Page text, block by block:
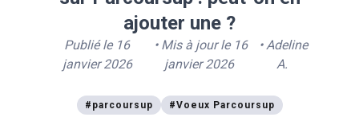
ajouter une ?
Publié le 16
janvier 2026
• Mis à jour le 16
janvier 2026
•Adeline
A.
# parcoursup #Voeux Parcoursup